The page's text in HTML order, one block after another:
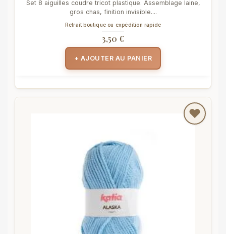
Set 8 aiguilles coudre tricot plastique. Assemblage laine,
gros chas, finition invisible....
Retrait boutique ou expédition rapide
3,50 €
+ AJOUTER AU PANIER